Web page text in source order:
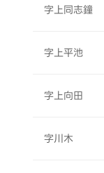
字上同志鐘
字上平池
字上向田
字川木